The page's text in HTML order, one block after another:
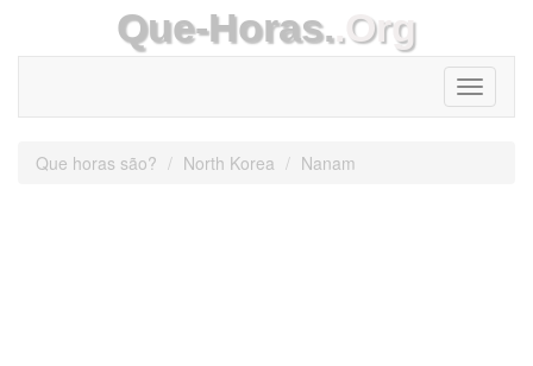
Que-Horas..Org
Toggle
Que horas são? North Korea Nanam